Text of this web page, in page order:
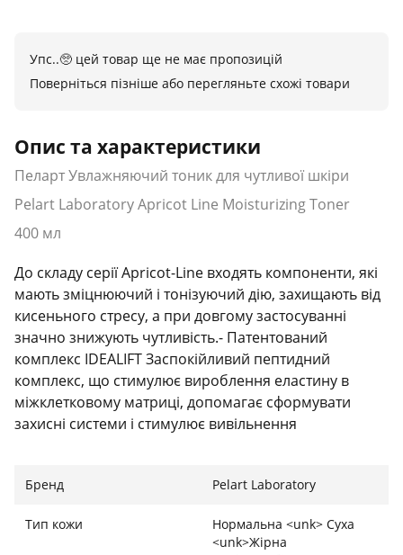
Упс..🥺 цей товар ще не має пропозицій
Поверніться пізніше або перегляньте схожі товари
Опис та характеристики
Пеларт Увлажняючий тоник для чутливої шкіри
Pelart Laboratory Apricot Line Moisturizing Toner
400 мл
До складу серії Apricot-Line входять компоненти, які
мають зміцнюючий і тонізуючий дію, захищають від
кисеньного стресу, а при довгому застосуванні
значно знижують чутливість.- Патентований
комплекс IDEALIFT Заспокійливий пептидний
комплекс, що стимулює вироблення еластину в
міжклетковому матриці, допомагає сформувати
захисні системи і стимулює вивільнення
активність посередників запалення. (цитокинів і Т-
що призводить до чутливості. - CM-Naringenin-
Бренд Pelart Laboratory
Тип кожи
Нормальна <unk> Суха
<unk>Жірна